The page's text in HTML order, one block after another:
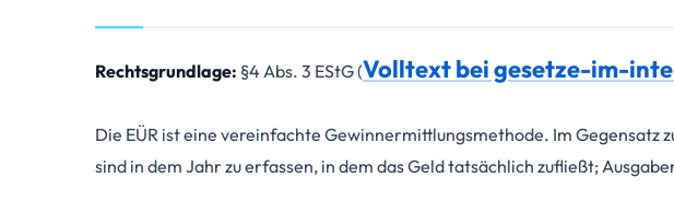
Rechtsgrundlage: §4 Abs. 3 EStG (Volltext bei gesetze-im-
Die EÜR ist eine vereinfachte Gewinnermittlungsmethode. Im Gegensatz
sind in dem Jahr zu erfassen, in dem das Geld tatsächlich zufließt;